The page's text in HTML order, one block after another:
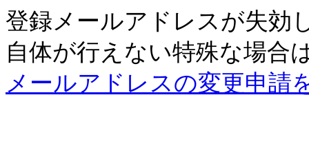
登録メールアドレスが失効
自体が行えない特殊な場合
メールアドレスの変更申請